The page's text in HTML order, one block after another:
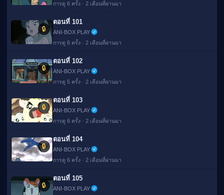
การดู 6 ครั้ง · 2 เดือนที่ผ่านมา
🔒
ตอนที่ 101
ANI-BOX PLAY
การดู 6 ครั้ง · 2 เดือนที่ผ่านมา
🔒
ตอนที่ 102
ANI-BOX PLAY
การดู 5 ครั้ง · 2 เดือนที่ผ่านมา
🔒
ตอนที่ 103
ANI-BOX PLAY
การดู 6 ครั้ง · 2 เดือนที่ผ่านมา
🔒
ตอนที่ 104
ANI-BOX PLAY
การดู 6 ครั้ง · 2 เดือนที่ผ่านมา
🔒
ตอนที่ 105
ANI-BOX PLAY